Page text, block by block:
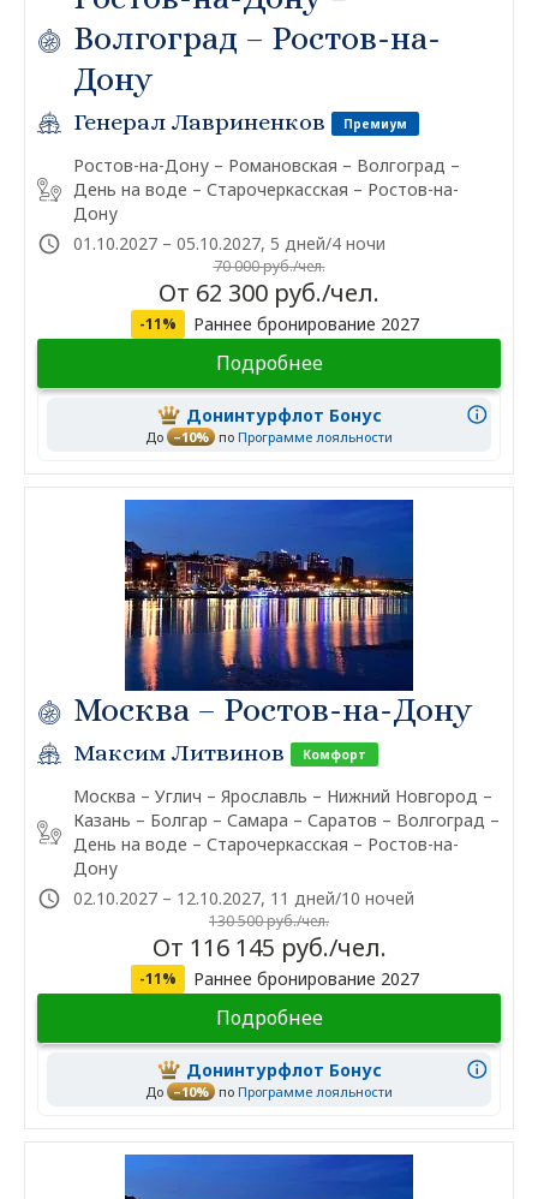
Волгоград – Ростов-на-
Дону
Генерал Лавриненков Премиум
Ростов-на-Дону – Романовская – Волгоград –
День на воде – Старочеркасская – Ростов-на-
Дону
01.10.2027 – 05.10.2027, 5 дней/4 ночи
70 000 руб./чел.
От 62 300 руб./чел.
-11% Раннее бронирование 2027
Подробнее
Донинтурфлот Бонус
До –10% по Программе лояльности
Москва – Ростов-на-Дону
Максим Литвинов Комфорт
Москва – Углич – Ярославль – Нижний Новгород –
Казань – Болгар – Самара – Саратов – Волгоград –
День на воде – Старочеркасская – Ростов-на-
Дону
02.10.2027 – 12.10.2027, 11 дней/10 ночей
130 500 руб./чел.
От 116 145 руб./чел.
-11% Раннее бронирование 2027
Подробнее
Донинтурфлот Бонус
До –10% по Программе лояльности